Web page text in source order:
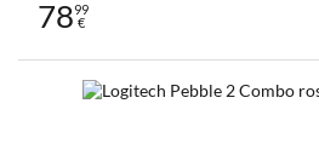
7899
€